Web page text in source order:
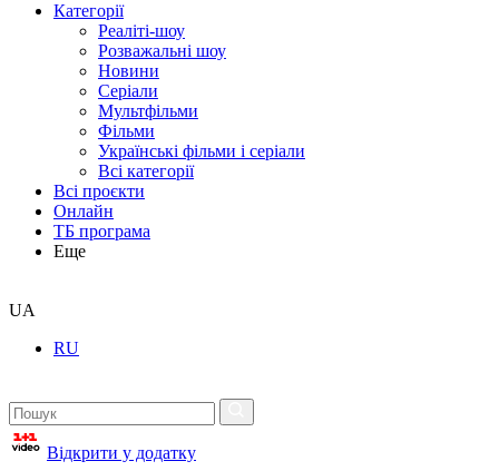
Категорії
Реаліті-шоу
Розважальні шоу
Новини
Серіали
Мультфільми
Фільми
Українські фільми і серіали
Всі категорії
Всі проєкти
Онлайн
ТБ програма
Еще
UA
RU
Відкрити у додатку